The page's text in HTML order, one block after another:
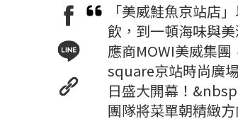
「美威鮭魚京站店
飲，到一頓海味與
應商MOWI美威集
square京站時尚廣
日盛大開幕！
團隊將菜單朝精緻